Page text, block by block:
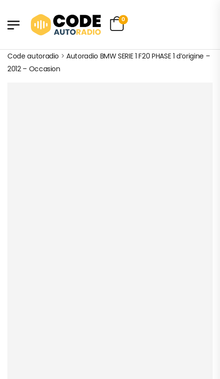
0
Code autoradio >Autoradio BMW SERIE 1 F20 PHASE 1 d’origine –
2012 – Occasion